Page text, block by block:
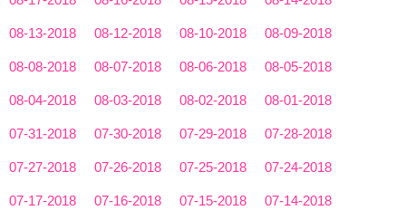
08-13-2018 08-12-2018 08-10-2018 08-09-2018
08-08-2018 08-07-2018 08-06-2018 08-05-2018
08-04-2018 08-03-2018 08-02-2018 08-01-2018
07-31-2018 07-30-2018 07-29-2018 07-28-2018
07-27-2018 07-26-2018 07-25-2018 07-24-2018
07-17-2018 07-16-2018 07-15-2018 07-14-2018